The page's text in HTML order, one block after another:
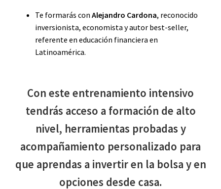
Te formarás con Alejandro Cardona, reconocido
inversionista, economista y autor best-seller,
referente en educación financiera en
Latinoamérica.
Con este entrenamiento intensivo
tendrás acceso a formación de alto
nivel, herramientas probadas y
acompañamiento personalizado para
que aprendas a invertir en la bolsa y en
opciones desde casa.